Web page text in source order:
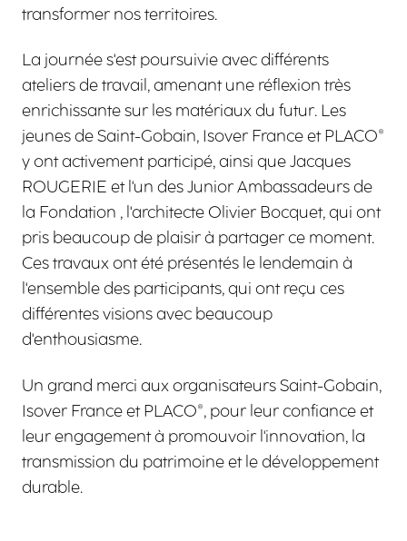
transformer nos territoires.
La journée s'est poursuivie avec différents
ateliers de travail, amenant une réflexion très
enrichissante sur les matériaux du futur. Les
jeunes de Saint-Gobain, Isover France et PLACO®
y ont activement participé, ainsi que Jacques
ROUGERIE et l'un des Junior Ambassadeurs de
la Fondation , l'architecte Olivier Bocquet, qui ont
pris beaucoup de plaisir à partager ce moment.
Ces travaux ont été présentés le lendemain à
l'ensemble des participants, qui ont reçu ces
différentes visions avec beaucoup
d'enthousiasme.
Un grand merci aux organisateurs Saint-Gobain,
Isover France et PLACO®, pour leur confiance et
leur engagement à promouvoir l'innovation, la
transmission du patrimoine et le développement
durable.